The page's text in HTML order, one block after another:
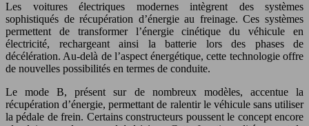
Les voitures électriques modernes intègrent des systèmes
sophistiqués de récupération d’énergie au freinage. Ces systèmes
permettent de transformer l’énergie cinétique du véhicule en
électricité, rechargeant ainsi la batterie lors des phases de
décélération. Au-delà de l’aspect énergétique, cette technologie offre
de nouvelles possibilités en termes de conduite.
Le mode B, présent sur de nombreux modèles, accentue la
récupération d’énergie, permettant de ralentir le véhicule sans utiliser
la pédale de frein. Certains constructeurs poussent le concept encore